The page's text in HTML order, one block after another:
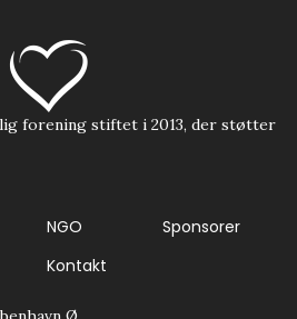
forening stiftet i 2013, der støtter
NGO
Sponsorer
Kontakt